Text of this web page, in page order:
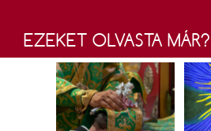
EZEKET OLVASTA MÁR?